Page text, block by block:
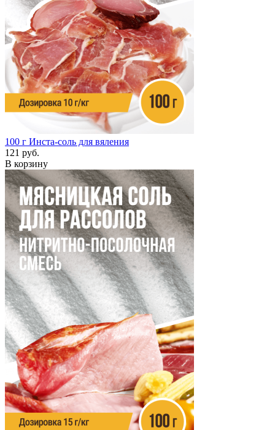
100 г Инста-соль для вяления
121 руб.
В корзину